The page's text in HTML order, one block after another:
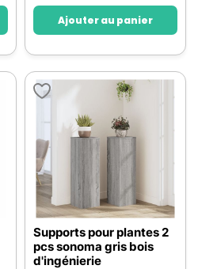
Ajouter au panier
Supports pour plantes 2
pcs sonoma gris bois
d'ingénierie